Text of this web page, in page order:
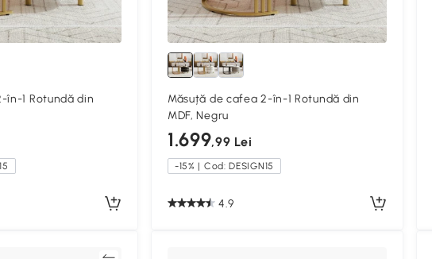
în-1 Rotundă din
Măsuță de cafea 2-în-1 Rotundă din
MDF, Negru
1.699,99 Lei
-15% | Cod: DESIGN15
4.9